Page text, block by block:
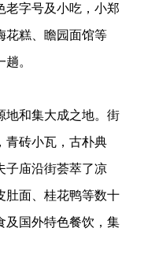
老字号及小吃，小郑
花糕、瞻园面馆等
。
和集大成之地。街
青砖小瓦，古朴典
子庙沿街荟萃了凉
肚面、桂花鸭等数十
及国外特色餐饮，集